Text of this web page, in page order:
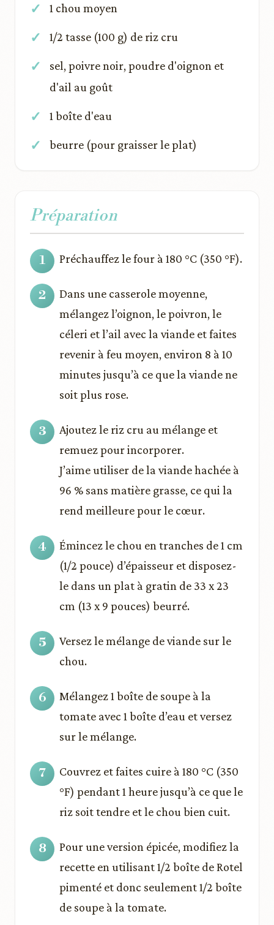
1 chou moyen
1/2 tasse (100 g) de riz cru
sel, poivre noir, poudre d'oignon et
d'ail au goût
1 boîte d'eau
beurre (pour graisser le plat)
Préparation
Préchauffez le four à 180 °C (350 °F).
Dans une casserole moyenne,
mélangez l’oignon, le poivron, le
céleri et l’ail avec la viande et faites
revenir à feu moyen, environ 8 à 10
minutes jusqu’à ce que la viande ne
soit plus rose.
Ajoutez le riz cru au mélange et
remuez pour incorporer.
J’aime utiliser de la viande hachée à
96 % sans matière grasse, ce qui la
rend meilleure pour le cœur.
Émincez le chou en tranches de 1 cm
(1/2 pouce) d’épaisseur et disposez-
le dans un plat à gratin de 33 x 23
cm (13 x 9 pouces) beurré.
Versez le mélange de viande sur le
chou.
Mélangez 1 boîte de soupe à la
tomate avec 1 boîte d’eau et versez
sur le mélange.
Couvrez et faites cuire à 180 °C (350
°F) pendant 1 heure jusqu’à ce que le
riz soit tendre et le chou bien cuit.
Pour une version épicée, modifiez la
recette en utilisant 1/2 boîte de Rotel
pimenté et donc seulement 1/2 boîte
de soupe à la tomate.